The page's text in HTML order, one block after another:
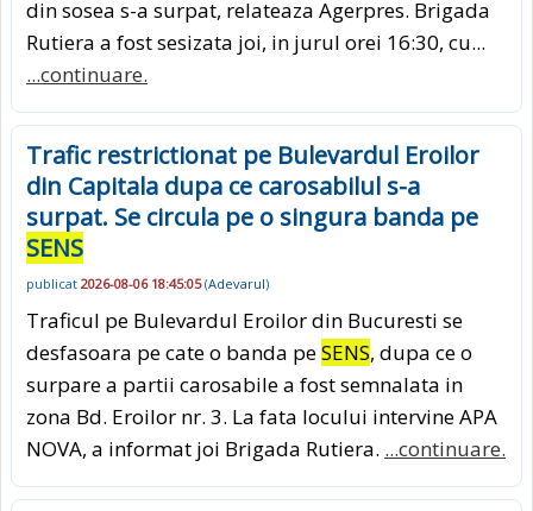
din sosea s-a surpat, relateaza Agerpres. Brigada
Rutiera a fost sesizata joi, in jurul orei 16:30, cu...
...continuare.
Trafic restrictionat pe Bulevardul Eroilor
din Capitala dupa ce carosabilul s-a
surpat. Se circula pe o singura banda pe
SENS
publicat 2026-08-06 18:45:05(Adevarul)
Traficul pe Bulevardul Eroilor din Bucuresti se
desfasoara pe cate o banda peSENS, dupa ce o
surpare a partii carosabile a fost semnalata in
zona Bd. Eroilor nr. 3. La fata locului intervine APA
NOVA, a informat joi Brigada Rutiera. ...continuare.